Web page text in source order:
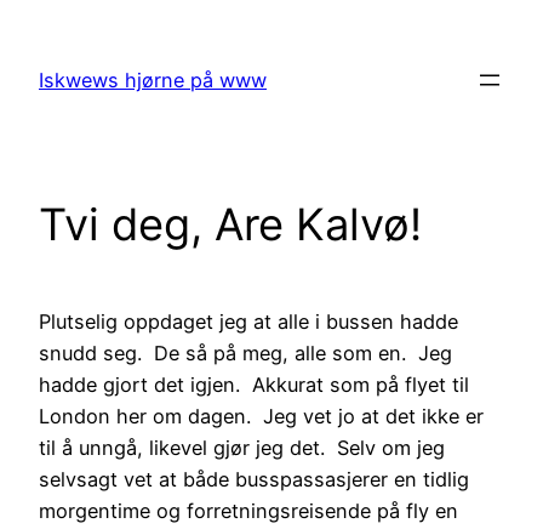
content
Iskwews hjørne på www
Tvi deg, Are Kalvø!
Plutselig oppdaget jeg at alle i bussen hadde
snudd seg. De så på meg, alle som en. Jeg
hadde gjort det igjen. Akkurat som på flyet til
London her om dagen. Jeg vet jo at det ikke er
til å unngå, likevel gjør jeg det. Selv om jeg
selvsagt vet at både busspassasjerer en tidlig
morgentime og forretningsreisende på fly en